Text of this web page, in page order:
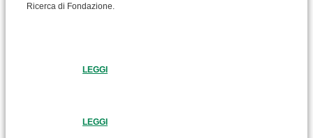
Ricerca di Fondazione.
LEGGI
LEGGI